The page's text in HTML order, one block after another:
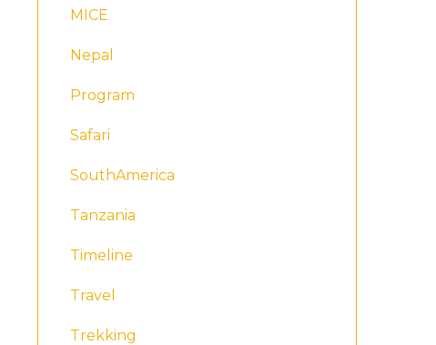
MICE
Nepal
Program
Safari
SouthAmerica
Tanzania
Timeline
Travel
Trekking